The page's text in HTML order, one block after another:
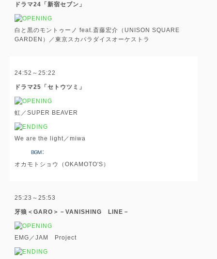
ドラマ24「新宿セブン」
白と黒のモントゥーノ feat.斎藤宏介（UNISON SQUARE
GARDEN）／東京スカパラダイスオーケストラ
24:52～25:22
ドラマ25「セトウツミ」
虹／SUPER BEAVER
We are the light／miwa
オカモトショウ（OKAMOTO'S）
25:23～25:53
牙狼＜GARO＞－VANISHING LINE－
EMG／JAM Project